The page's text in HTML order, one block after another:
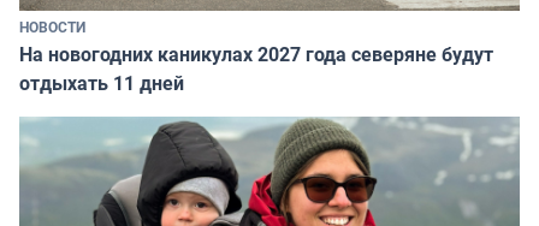
НОВОСТИ
На новогодних каникулах 2027 года северяне будут
отдыхать 11 дней